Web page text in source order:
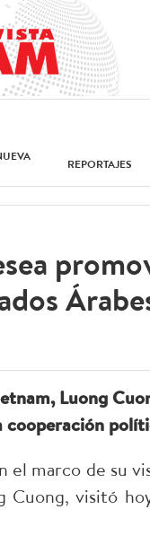
REPORTAJES
Luong
cooperación
el marco de su
Cuong, visitó